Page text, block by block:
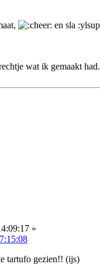
en sla
wat ik gemaakt had.
»
tartufo gezien!! (ijs)